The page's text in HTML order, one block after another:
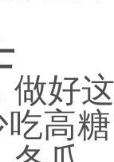
做好
吃高